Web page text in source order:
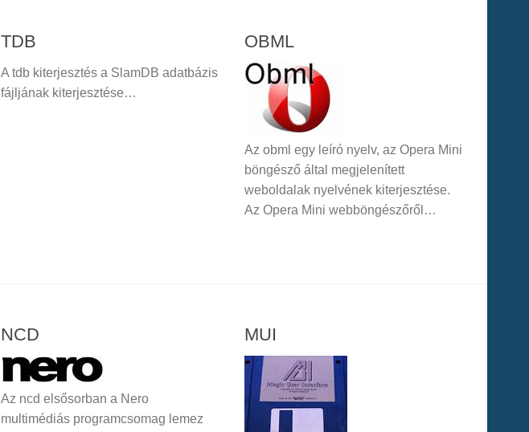
TDB
A tdb kiterjesztés a SlamDB adatbázis
fájljának kiterjesztése…
OBML
Az obml egy leíró nyelv, az Opera Mini
böngésző által megjelenített
weboldalak nyelvének kiterjesztése.
Az Opera Mini webböngészőről…
NCD
Az ncd elsősorban a Nero
multimédiás programcsomag lemez
MUI